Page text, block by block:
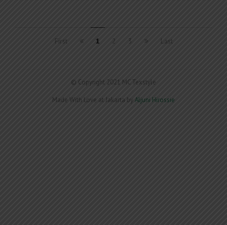
First 1 2 3 Last
© Copyright 2021 MC Texstyle
Made With Love at Jakarta by Aljuni Hirossie